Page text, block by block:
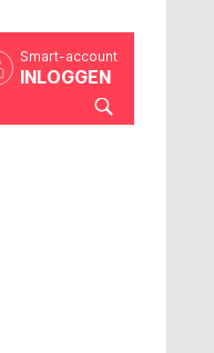
Smart-account
INLOGGEN